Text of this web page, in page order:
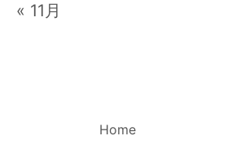
« 11月
Home